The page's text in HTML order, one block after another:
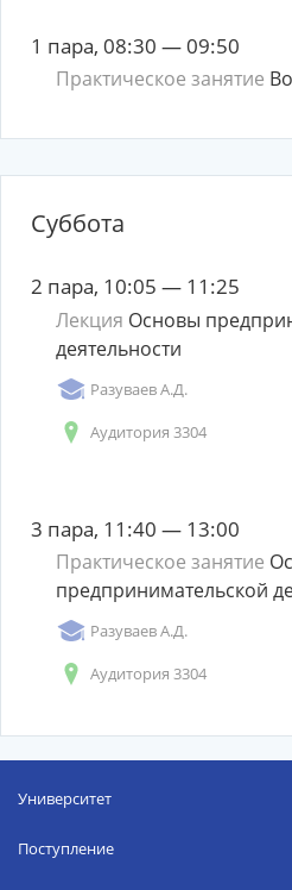
1 пара, 08:30 — 09:50
Практическое занятие
Суббота
2 пара, 10:05 — 11:25
Лекция Основы
деятельности
Разуваев А.Д.
Аудитория 3304
3 пара, 11:40 — 13:00
Практическое занятие
предпринимательской
Разуваев А.Д.
Аудитория 3304
Университет
Поступление